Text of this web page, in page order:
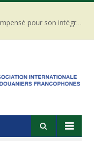
CÔTE D’IVOIRE : Un Gendarme récompensé pour son intégrité face à une tentative de corruption